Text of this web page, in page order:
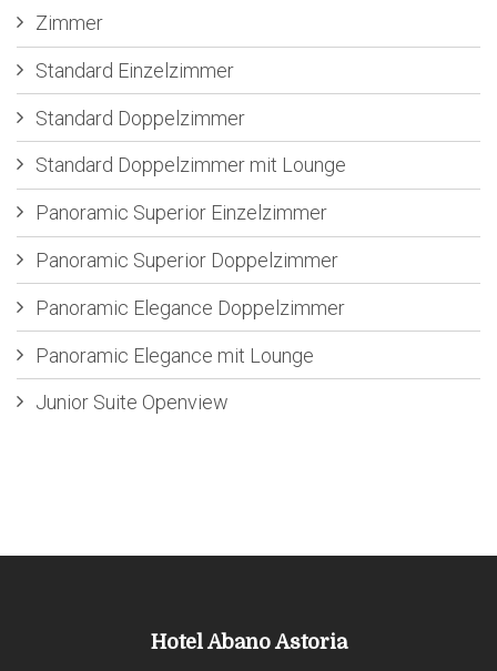
Zimmer
Standard Einzelzimmer
Standard Doppelzimmer
Standard Doppelzimmer mit Lounge
Panoramic Superior Einzelzimmer
Panoramic Superior Doppelzimmer
Panoramic Elegance Doppelzimmer
Panoramic Elegance mit Lounge
Junior Suite Openview
Hotel Abano Astoria